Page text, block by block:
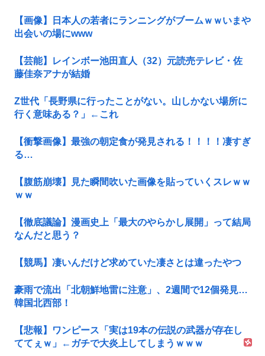
【画像】日本人の若者にランニングがブームｗｗいまや
出会いの場にwww
【芸能】レインボー池田直人（32）元読売テレビ・佐
藤佳奈アナが結婚
Z世代「長野県に行ったことがない。山しかない場所に
行く意味ある？」←これ
【衝撃画像】最強の朝定食が発見される！！！！凄すぎ
る…
【腹筋崩壊】見た瞬間吹いた画像を貼っていくスレｗｗ
ｗｗ
【徹底議論】漫画史上「最大のやらかし展開」って結局
なんだと思う？
【競馬】凄いんだけど求めていた凄さとは違ったやつ
豪雨で流出「北朝鮮地雷に注意」、2週間で12個発見…
韓国北西部！
【悲報】ワンピース「実は19本の伝説の武器が存在し
ててぇｗ」←ガチで大炎上してしまうｗｗｗ